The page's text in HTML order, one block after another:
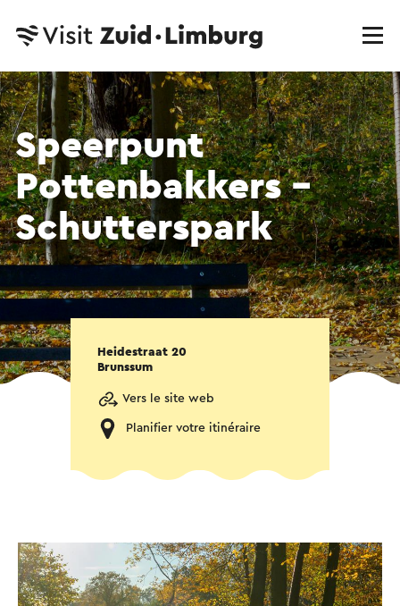
Speerpunt
Pottenbakkers -
Schutterspark
Heidestraat 20
Brunssum
Vers le site web
Planifier votre itinéraire